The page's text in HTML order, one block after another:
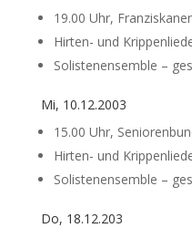
19.00 Uhr,
Hirten- und
Solistenensemble –
Mi, 10.12.2003
15.00 Uhr,
Hirten- und
Solistenensemble –
Do, 18.12.203